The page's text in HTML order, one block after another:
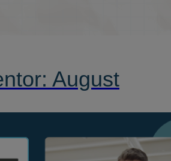
August